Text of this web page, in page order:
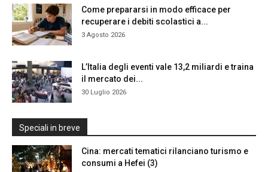
Come prepararsi in modo efficace per
recuperare i debiti scolastici a...
3 Agosto 2026
L’Italia degli eventi vale 13,2 miliardi e traina
il mercato dei...
30 Luglio 2026
Speciali in breve
Cina: mercati tematici rilanciano turismo e
consumi a Hefei (3)